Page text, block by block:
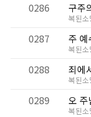
0286 구주
복된
0287 주
복된
0288 죄에
복된
0289 오
복된